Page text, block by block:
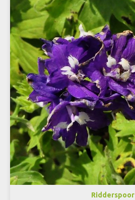
Ridderspoor